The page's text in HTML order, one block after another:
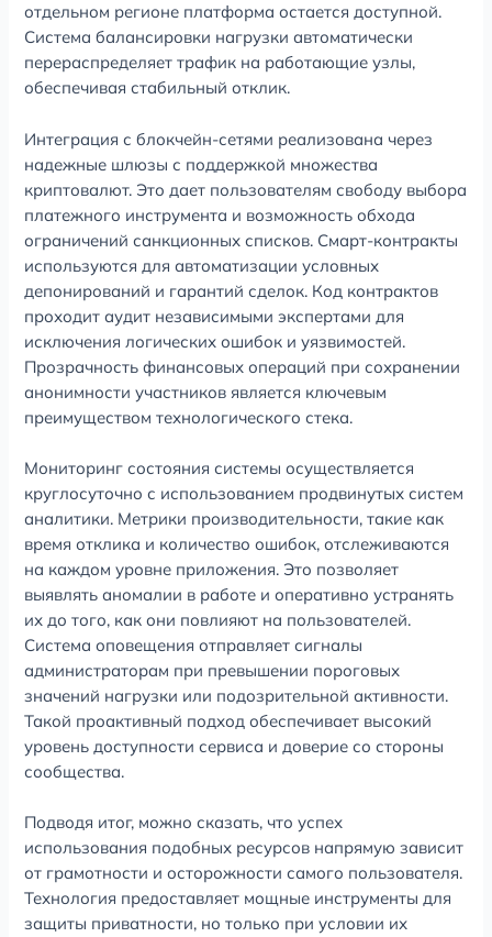
отдельном регионе платформа остается доступной.
Система балансировки нагрузки автоматически
перераспределяет трафик на работающие узлы,
обеспечивая стабильный отклик.
Интеграция с блокчейн-сетями реализована через
надежные шлюзы с поддержкой множества
криптовалют. Это дает пользователям свободу выбора
платежного инструмента и возможность обхода
ограничений санкционных списков. Смарт-контракты
используются для автоматизации условных
депонирований и гарантий сделок. Код контрактов
проходит аудит независимыми экспертами для
исключения логических ошибок и уязвимостей.
Прозрачность финансовых операций при сохранении
анонимности участников является ключевым
преимуществом технологического стека.
Мониторинг состояния системы осуществляется
круглосуточно с использованием продвинутых систем
аналитики. Метрики производительности, такие как
время отклика и количество ошибок, отслеживаются
на каждом уровне приложения. Это позволяет
выявлять аномалии в работе и оперативно устранять
их до того, как они повлияют на пользователей.
Система оповещения отправляет сигналы
администраторам при превышении пороговых
значений нагрузки или подозрительной активности.
Такой проактивный подход обеспечивает высокий
уровень доступности сервиса и доверие со стороны
сообщества.
Подводя итог, можно сказать, что успех
использования подобных ресурсов напрямую зависит
от грамотности и осторожности самого пользователя.
Технология предоставляет мощные инструменты для
защиты приватности, но только при условии их